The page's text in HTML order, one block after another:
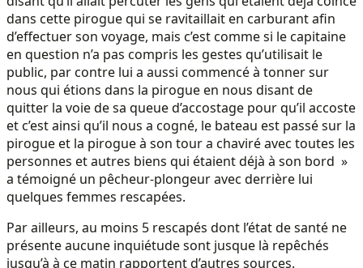
dans cette pirogue qui se ravitaillait en carburant afin
d’effectuer son voyage, mais c’est comme si le capitaine
en question n’a pas compris les gestes qu’utilisait le
public, par contre lui a aussi commencé à tonner sur
nous qui étions dans la pirogue en nous disant de
quitter la voie de sa queue d’accostage pour qu’il accoste
et c’est ainsi qu’il nous a cogné, le bateau est passé sur la
pirogue et la pirogue à son tour a chaviré avec toutes les
personnes et autres biens qui étaient déjà à son bord »
a témoigné un pêcheur-plongeur avec derrière lui
quelques femmes rescapées.
Par ailleurs, au moins 5 rescapés dont l’état de santé ne
présente aucune inquiétude sont jusque là repêchés
jusqu’à à ce matin rapportent d’autres sources.